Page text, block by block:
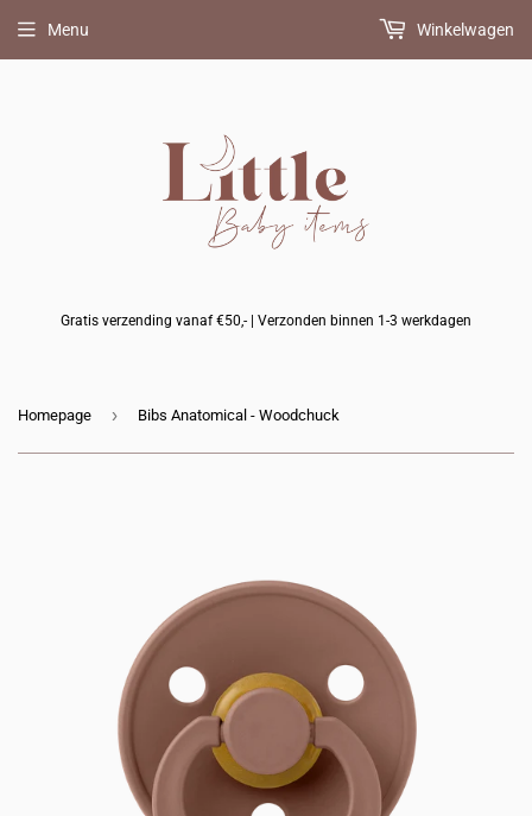
Gratis verzending vanaf €50,- | Verzonden binnen 1-3 werkdagen
Menu Winkelwagen
Homepage › Bibs Anatomical - Woodchuck